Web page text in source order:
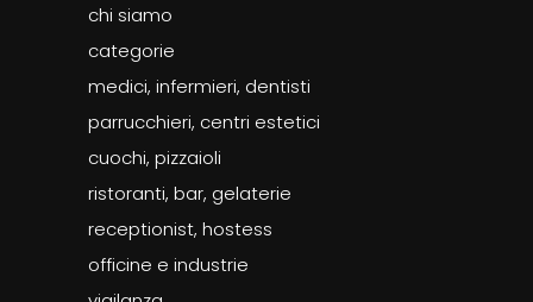
chi siamo
categorie
medici, infermieri, dentisti
parrucchieri, centri estetici
cuochi, pizzaioli
ristoranti, bar, gelaterie
receptionist, hostess
officine e industrie